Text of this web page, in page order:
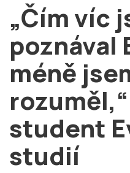
Brno
# volby
login PŘIHLÁSIT SE
Zapomněli jste heslo?
„Čím víc
poznával
méně
student
studií